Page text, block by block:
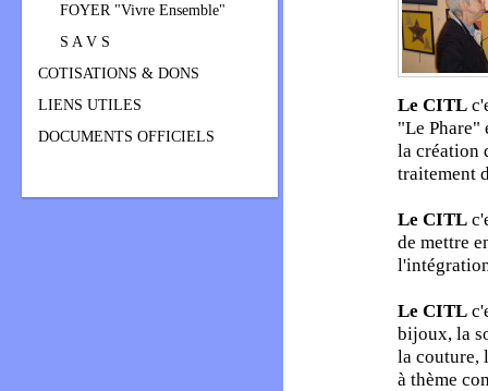
FOYER "Vivre Ensemble"
S A V S
COTISATIONS & DONS
LIENS UTILES
DOCUMENTS OFFICIELS
Le CITL
"Le Phare"
la création
traitement
Le CITL
de mettre
Le CITL
bijoux, la
la couture,
à thème